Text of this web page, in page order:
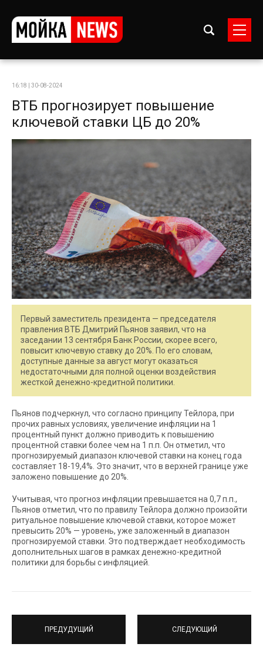
16:18 | 30-08-2024
ВТБ прогнозирует повышение
ключевой ставки ЦБ до 20%
Первый заместитель президента — председателя
правления ВТБ Дмитрий Пьянов заявил, что на
заседании 13 сентября Банк России, скорее всего,
повысит ключевую ставку до 20%. По его словам,
доступные данные за август могут оказаться
недостаточными для полной оценки воздействия
жесткой денежно-кредитной политики.
Пьянов подчеркнул, что согласно принципу Тейлора, при
прочих равных условиях, увеличение инфляции на 1
процентный пункт должно приводить к повышению
процентной ставки более чем на 1 п.п. Он отметил, что
прогнозируемый диапазон ключевой ставки на конец года
составляет 18-19,4%. Это значит, что в верхней границе уже
заложено повышение до 20%.
Учитывая, что прогноз инфляции превышается на 0,7 п.п.,
Пьянов отметил, что по правилу Тейлора должно произойти
ритуальное повышение ключевой ставки, которое может
превысить 20% — уровень, уже заложенный в диапазон
прогнозируемой ставки. Это подтверждает необходимость
дополнительных шагов в рамках денежно-кредитной
политики для борьбы с инфляцией.
ПРЕДУДУЩИЙ СЛЕДУЮЩИЙ